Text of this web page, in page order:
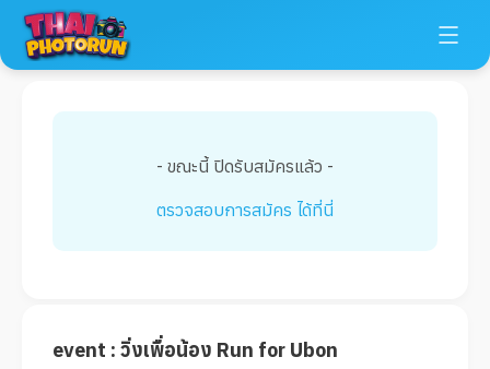
- ขณะนี้ ปิดรับสมัครแล้ว -
ตรวจสอบการสมัคร ได้ที่นี่
event : วิ่งเพื่อน้อง Run for Ubon